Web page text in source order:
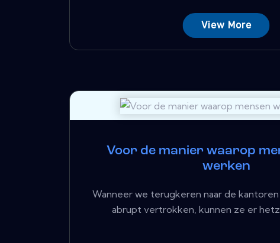
View More
Voor de manier waarop
werken
Wanneer we terugkeren naar de
abrupt vertrokken, kunnen ze er